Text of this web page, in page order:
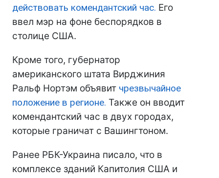
действовать комендантский час. Его
ввел мэр на фоне беспорядков в
столице США.
Кроме того, губернатор
американского штата Вирджиния
Ральф Нортэм объявит чрезвычайное
положение в регионе. Также он вводит
комендантский час в двух городах,
которые граничат с Вашингтоном.
Ранее РБК-Украина писало, что в
комплексе зданий Капитолия США и